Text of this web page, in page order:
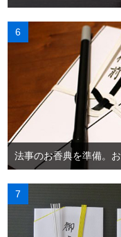
法事のお香典を準備。